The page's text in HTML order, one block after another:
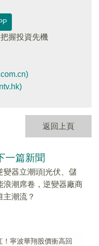
握投資先機
返回上頁
一篇新聞
變器立潮頭|光伏、儲
浪潮席卷，逆變器廠商
主潮流？
！寧波華翔股價衝高回